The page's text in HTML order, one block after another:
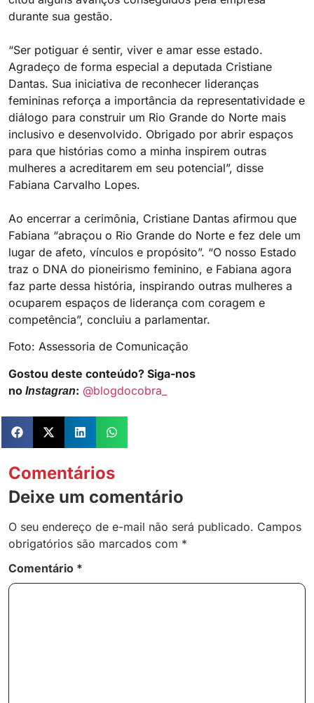
durante sua gestão.
“Ser potiguar é sentir, viver e amar esse estado.
Agradeço de forma especial a deputada Cristiane
Dantas. Sua iniciativa de reconhecer lideranças
femininas reforça a importância da representatividade e
diálogo para construir um Rio Grande do Norte mais
inclusivo e desenvolvido. Obrigado por abrir espaços
para que histórias como a minha inspirem outras
mulheres a acreditarem em seu potencial”, disse
Fabiana Carvalho Lopes.
Ao encerrar a cerimônia, Cristiane Dantas afirmou que
Fabiana “abraçou o Rio Grande do Norte e fez dele um
lugar de afeto, vínculos e propósito”. “O nosso Estado
traz o DNA do pioneirismo feminino, e Fabiana agora
faz parte dessa história, inspirando outras mulheres a
ocuparem espaços de liderança com coragem e
competência”, concluiu a parlamentar.
Foto: Assessoria de Comunicação
Gostou deste conteúdo? Siga-nos
no Instagran: @blogdocobra_
Comentários
Deixe um comentário
O seu endereço de e-mail não será publicado. Campos
obrigatórios são marcados com *
Comentário *